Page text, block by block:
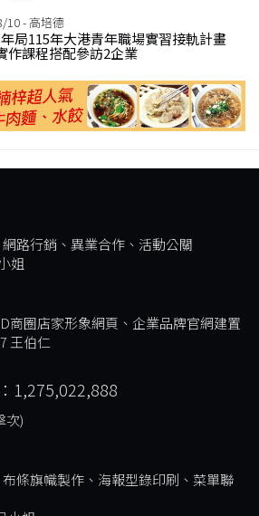
10 - 高培德
局115年大港青年職場實習接軌計畫
作課程搭配參訪2企業
路行銷、異業合作、活動公關
姐
商圈店家形象網頁、企業品牌官網建置
王伯仁
1,275,022,888
次)
條旗幟製作、海報型錄印刷、菜單聯